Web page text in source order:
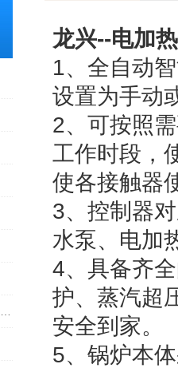
龙兴--电加
1、全自动
设置为手动
2、可按照
工作时段，
使各接触器
3、控制器
水泵、电加
4、具备齐
护、蒸汽超
安全到家。
5、锅炉本